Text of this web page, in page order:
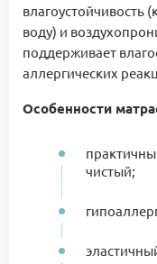
влагоустойчивость
воду) и
поддерживает
аллергических
Особенности
чистый;